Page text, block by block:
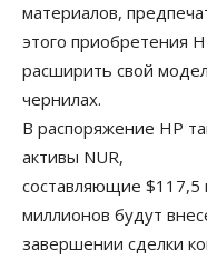
материалов,
этого приобретения
расширить свой
чернилах.
В распоряжение HP
активы NUR,
составляющие $117,5
миллионов будут
завершении сделки